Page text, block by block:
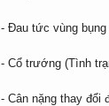
- Đau tức vùng bụng
- Cổ trướng (Tình
- Cân nặng thay đổi